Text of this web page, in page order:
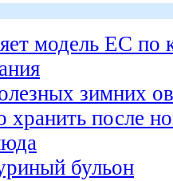
модель ЕС по
зимних
после
бульон